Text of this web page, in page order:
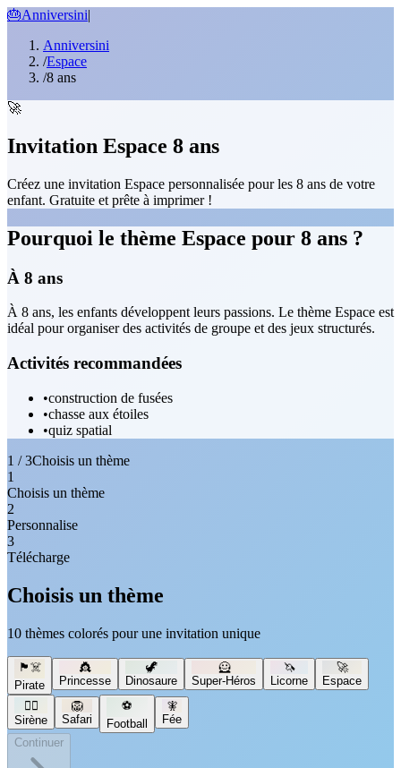
🎂Anniversini|
Anniversini
/Espace
/8 ans
🚀
Invitation Espace 8 ans
Créez une invitation Espace personnalisée pour les 8 ans de votre
enfant. Gratuite et prête à imprimer !
Pourquoi le thème Espace pour 8 ans ?
À 8 ans
À 8 ans, les enfants développent leurs passions. Le thème Espace est
idéal pour organiser des activités de groupe et des jeux structurés.
Activités recommandées
•construction de fusées
•chasse aux étoiles
•quiz spatial
1 / 3Choisis un thème
1
Choisis un thème
2
Personnalise
3
Télécharge
Choisis un thème
10 thèmes colorés pour une invitation unique
🏴‍☠️
Pirate
👸
Princesse
🦖
Dinosaure
🦸
Super-Héros
🦄
Licorne
🚀
Espace
🧜‍♀️
Sirène
🦁
Safari
⚽
Football
🧚
Fée
Continuer